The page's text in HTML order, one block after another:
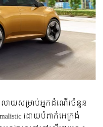
លាយសម្រាប់អ្នកដំណើរចំនួន
ដោយបំពាក់អេក្រង់